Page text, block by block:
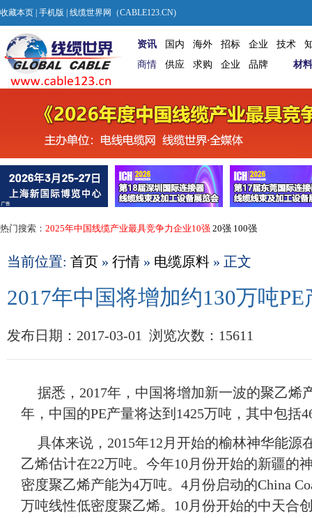
收藏本页 手机版 | 线缆世界网（CABLE123.CN)
资讯 国内 海外 招标 企业 技术
商情
供应 求购 企业 品牌 材料
热门搜索： 2025年中国线缆产业最具竞争力企业10强 20强 100强
当前位置: 首页 » 行情 » 电缆原料 » 正文
2017年中国将增加约130万吨PE
发布日期：2017-03-01 浏览次数： 15611
据悉， 2017年，中国将增加新一波的聚乙烯
年，中国的PE产量将达到 1425万吨，其中包括
具体来说， 2015年12 月开始的榆林神华能源
乙烯估计在22万吨。今年10月份开始的新疆的
密度聚乙烯产能为4万吨。 4月份启动的China
万吨线性低密度聚乙烯。 10月份开始的中天合